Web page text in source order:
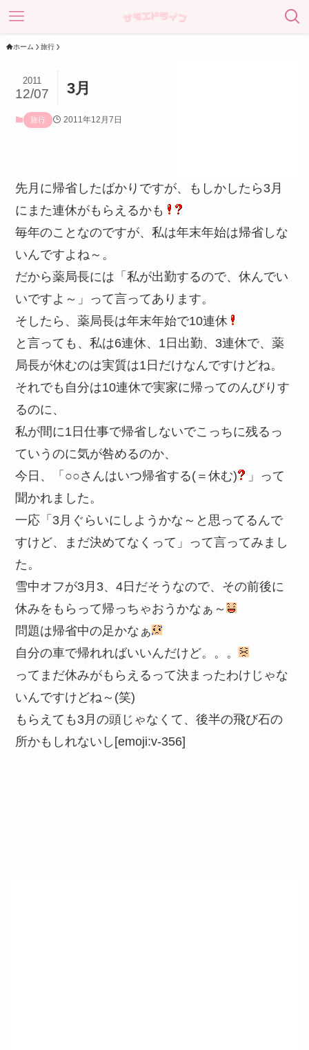
ホーム 旅行
3月
2011
12/07
旅行 2011年12月7日
先月に帰省したばかりですが、もしかしたら3月
にまた連休がもらえるかも
毎年のことなのですが、私は年末年始は帰省しな
いんですよね～。
だから薬局長には「私が出勤するので、休んでい
いですよ～」って言ってあります。
そしたら、薬局長は年末年始で10連休
と言っても、私は6連休、1日出勤、3連休で、薬
局長が休むのは実質は1日だけなんですけどね。
それでも自分は10連休で実家に帰ってのんびりす
るのに、
私が間に1日仕事で帰省しないでこっちに残るっ
ていうのに気が咎めるのか、
今日、「○○さんはいつ帰省する(＝休む)
」って
聞かれました。
一応「3月ぐらいにしようかな～と思ってるんで
すけど、まだ決めてなくって」って言ってみまし
た。
雪中オフが3月3、4日だそうなので、その前後に
休みをもらって帰っちゃおうかなぁ～
問題は帰省中の足かなぁ
自分の車で帰れればいいんだけど。。。
ってまだ休みがもらえるって決まったわけじゃな
いんですけどね～(笑)
もらえても3月の頭じゃなくて、後半の飛び石の
所かもしれないし[emoji:v-356]